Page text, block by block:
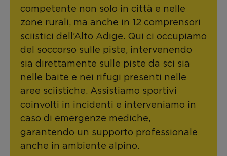
competente non solo in città e nelle
zone rurali, ma anche in 12 comprensori
sciistici dell’Alto Adige. Qui ci occupiamo
del soccorso sulle piste, intervenendo
sia direttamente sulle piste da sci sia
nelle baite e nei rifugi presenti nelle
aree sciistiche. Assistiamo sportivi
coinvolti in incidenti e interveniamo in
caso di emergenze mediche,
garantendo un supporto professionale
anche in ambiente alpino.